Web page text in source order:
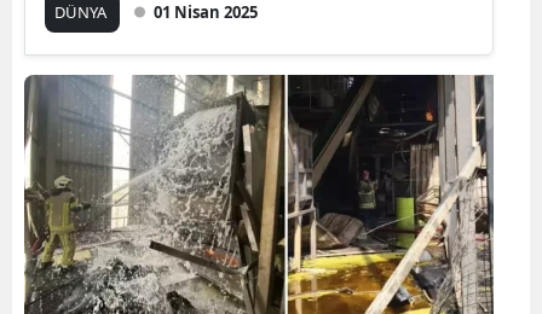
Çorum
Denizli
Diyarbakır
Edirne
Elazığ
DÜNYA 01 Nisan 2025